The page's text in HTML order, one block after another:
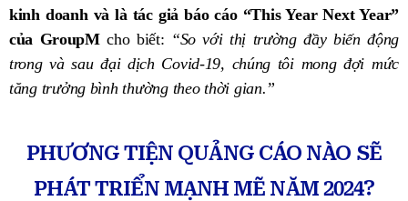
kinh doanh và là tác giả báo cáo “This Year Next Year”
của GroupMcho biết: “So với thị trường đầy biến động
trong và sau đại dịch Covid-19, chúng tôi mong đợi mức
tăng trưởng bình thường theo thời gian.”
PHƯƠNG TIỆN QUẢNG CÁO NÀO SẼ
PHÁT TRIỂN MẠNH MẼ NĂM 2024?